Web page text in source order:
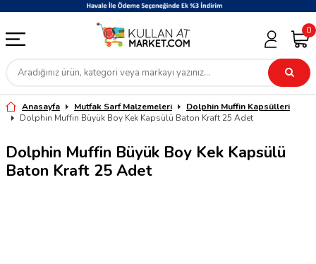
0
Anasayfa Mutfak Sarf Malzemeleri
Dolphin Muffin Kapsülleri
Dolphin Muffin Büyük Boy Kek Kapsülü Baton Kraft 25 Adet
Dolphin Muffin Büyük Boy Kek Kapsülü
Baton Kraft 25 Adet